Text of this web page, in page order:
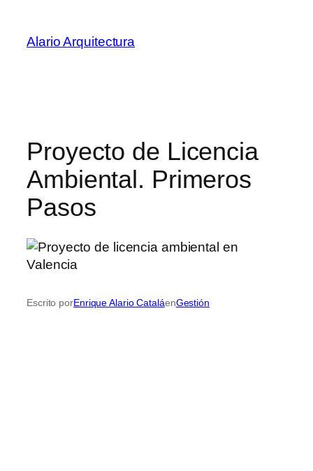
contenido
Alario Arquitectura
Proyecto de Licencia
Ambiental. Primeros
Pasos
Escrito porEnrique Alario CataláenGestión